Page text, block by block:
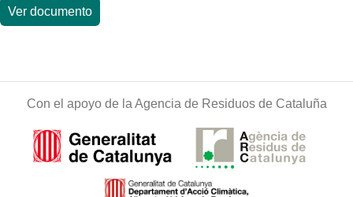
Ver documento
Con el apoyo de la Agencia de Residuos de Cataluña